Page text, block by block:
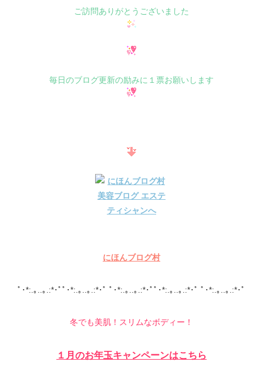
ご訪問ありがとうございました
毎日のブログ更新の励みに１票お願いします
にほんブログ村
ﾟ･*:.｡..｡.:*･ﾟﾟ･*:.｡..｡.:*･ﾟ ﾟ･*:.｡..｡.:*･ﾟﾟ･*:.｡..｡.:*･ﾟ ﾟ･*:.｡..｡.:*･ﾟ
冬でも美肌！スリムなボディー！
１月のお年玉キャンペーンはこちら